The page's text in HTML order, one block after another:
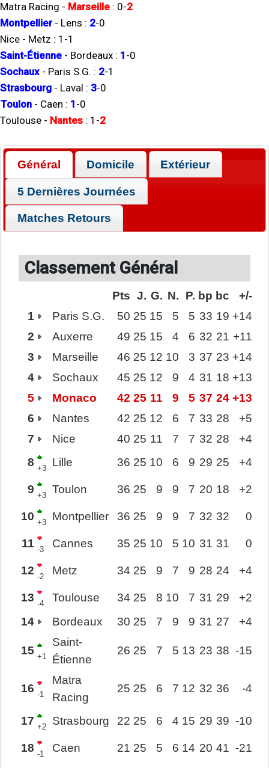
Matra Racing - Marseille : 0-2
Montpellier- Lens : 2-0
Nice - Metz : 1 -1
Saint-Étienne - Bordeaux : 1 -0
Sochaux - Paris S.G. : 2-1
Strasbourg - Laval : 3-0
Toulon - Caen : 1 -0
Toulouse - Nantes : 1 -2
Général Domicile Extérieur
5 Dernières Journées
Matches Retours
Classement Général
Pts J. G. N. P. bp bc
+/-
1
Paris S.G. 50 25 15 5 5 33 19 +14
2
Auxerre 49 25 15 4 6 32 21 +11
3
Marseille 46 25 12 10 3 37 23 +14
4
Sochaux 45 25 12 9 4 31 18 +13
5
Monaco 42 25 11 9 5 37 24 +13
6
Nantes 42 25 12 6 7 33 28
+5
7
Nice 40 25 11 7 7 32 28
+4
8 +3 Lille 36 25 10 6 9 29 25 +4
9 +3 Toulon 36 25 9 9 7 20 18 +2
10 +3 Montpellier 36 25 9 9 7 32 32 0
11 -3 Cannes 35 25 10 5 10 31 31 0
12 -2 Metz 34 25 9 7 9 28 24 +4
13 -4 Toulouse 34 25 8 10 7 31 29
+2
14
Bordeaux 30 25 7 9 9 31 27 +4
15 +1
Saint-
Étienne
26 25 7 5 13 23 38 -15
16 -1
Matra
Racing
25 25 6 7 12 32 36 -4
17 +2 Strasbourg 22 25 6 4 15 29 39 -10
18 -1 Caen 21 25 5 6 14 20 41 -21